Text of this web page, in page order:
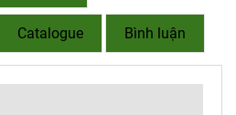
Catalogue Bình luận